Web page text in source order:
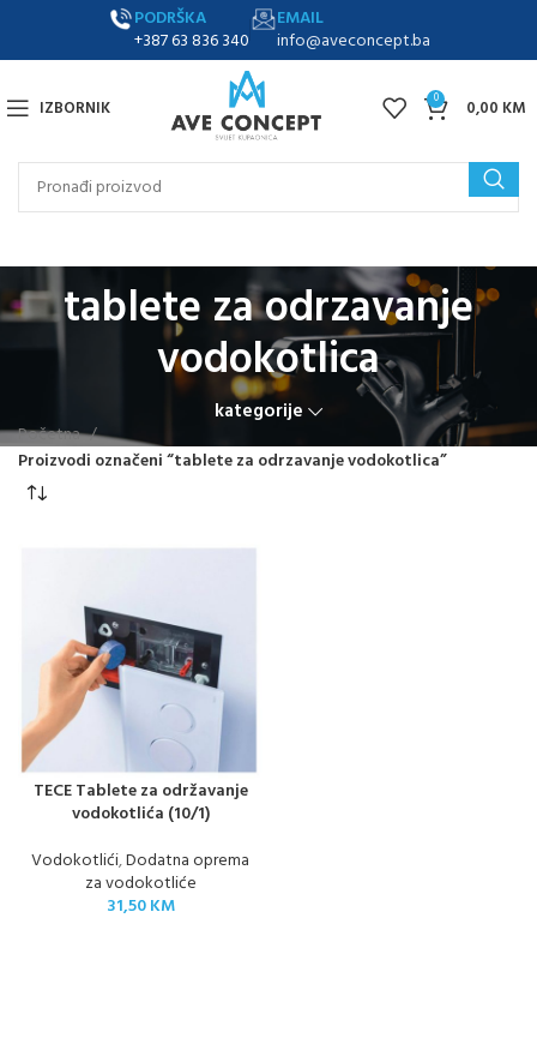
PODRŠKA
+387 63 836 340
EMAIL
info@aveconcept.ba
IZBORNIK 0 0,00 KM
tablete za odrzavanje
vodokotlica
kategorije
Početna
Proizvodi označeni “tablete za odrzavanje vodokotlica”
TECE Tablete za održavanje
vodokotlića (10/1)
Vodokotlići,Dodatna oprema
za vodokotliće
31,50KM